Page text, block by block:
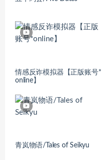
情感反诈模拟器【正版账号*
online】
青岚物语/Tales of Seikyu